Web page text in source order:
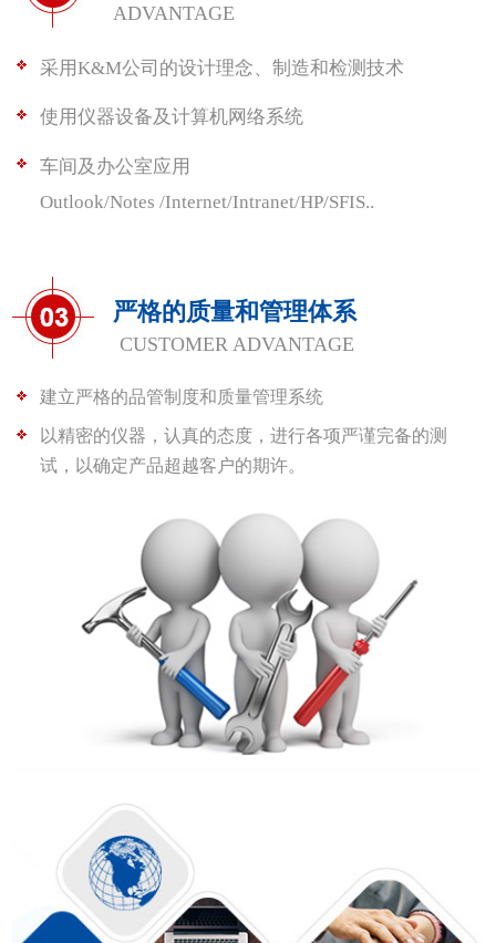
ADVANTAGE
采用K&M公司的设计理念、制造和检测技术
使用仪器设备及计算机网络系统
车间及办公室应用
Outlook/Notes /Internet/Intranet/HP/SFIS..
严格的质量和管理体系
CUSTOMER ADVANTAGE
建立严格的品管制度和质量管理系统
以精密的仪器，认真的态度，进行各项严谨完备的测
试，以确定产品超越客户的期许。